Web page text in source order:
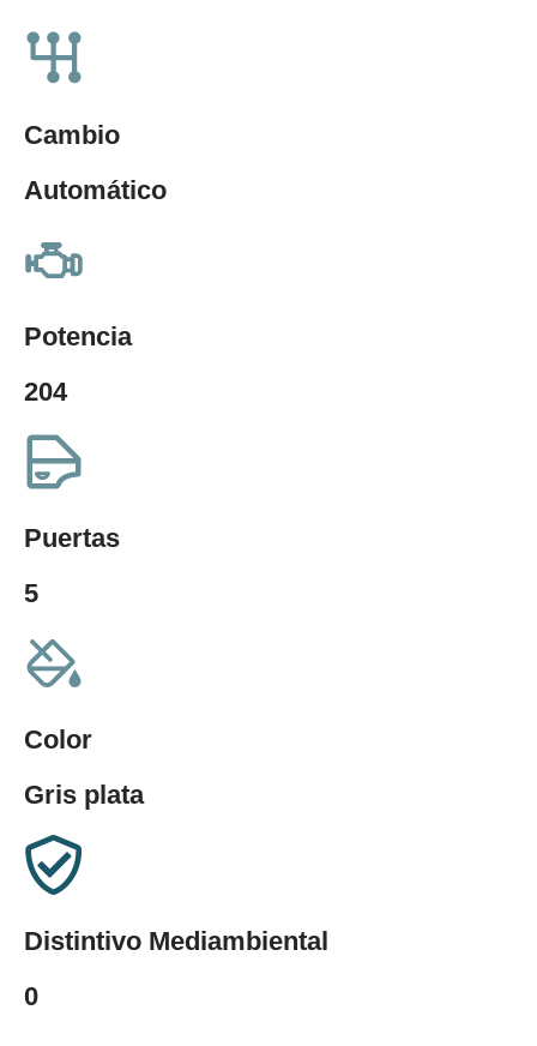
Cambio
Automático
Potencia
204
Puertas
5
Color
Gris plata
Distintivo Mediambiental
0